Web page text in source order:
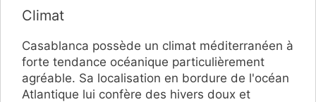
Climat
Casablanca possède un climat méditerranéen à
forte tendance océanique particulièrement
agréable. Sa localisation en bordure de l'océan
Atlantique lui confère des hivers doux et